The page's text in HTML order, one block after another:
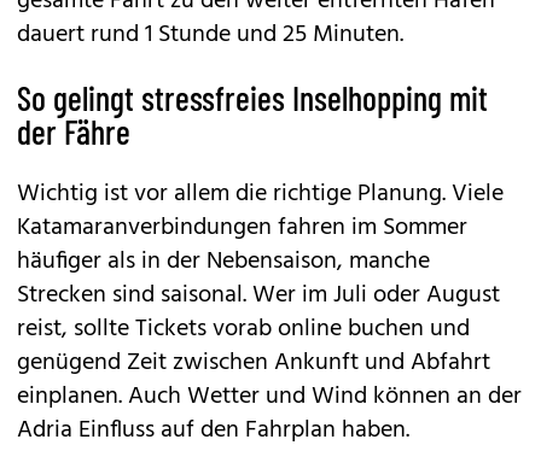
dauert rund 1 Stunde und 25 Minuten.
So gelingt stressfreies Inselhopping mit
der Fähre
Wichtig ist vor allem die richtige Planung. Viele
Katamaranverbindungen fahren im Sommer
häufiger als in der Nebensaison, manche
Strecken sind saisonal. Wer im Juli oder August
reist, sollte Tickets vorab online buchen und
genügend Zeit zwischen Ankunft und Abfahrt
einplanen. Auch Wetter und Wind können an der
Adria Einfluss auf den Fahrplan haben.